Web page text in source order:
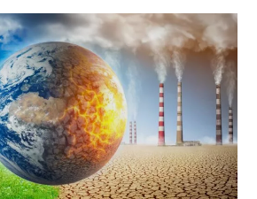
“Niño
Godzilla”
alteró
el
mar;
alertan
científicos
de
la
UNAM